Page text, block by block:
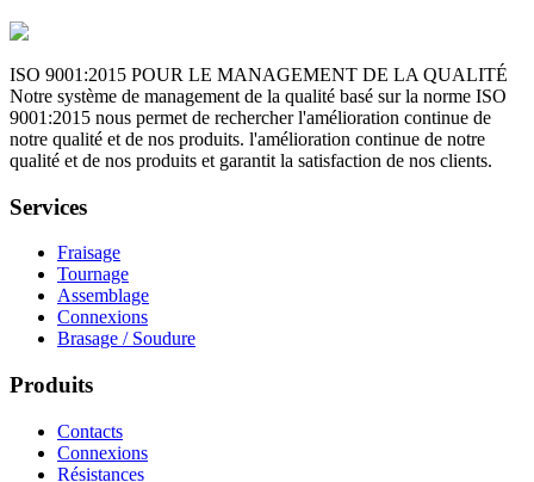
ISO 9001:2015 POUR LE MANAGEMENT DE LA QUALITÉ
Notre système de management de la qualité basé sur la norme ISO
9001:2015 nous permet de rechercher l'amélioration continue de
notre qualité et de nos produits. l'amélioration continue de notre
qualité et de nos produits et garantit la satisfaction de nos clients.
Services
Fraisage
Tournage
Assemblage
Connexions
Brasage / Soudure
Produits
Contacts
Connexions
Résistances